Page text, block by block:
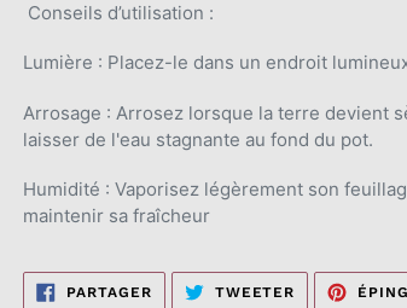
Conseils d’utilisation :
Lumière : Placez-le dans un endroit
Arrosage : Arrosez lorsque la terre devient
laisser de l'eau stagnante au fond du pot.
Humidité : Vaporisez légèrement son
maintenir sa fraîcheur
PARTAGERPARTAGERTWEETER TWEETER